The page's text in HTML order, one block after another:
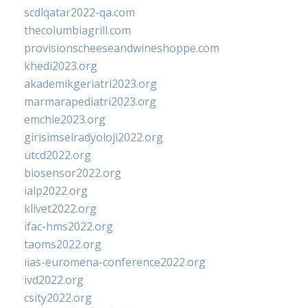
scdlqatar2022-qa.com
thecolumbiagrill.com
provisionscheeseandwineshoppe.com
khedi2023.org
akademikgeriatri2023.org
marmarapediatri2023.org
emchie2023.org
girisimselradyoloji2022.org
utcd2022.org
biosensor2022.org
ialp2022.org
klivet2022.org
ifac-hms2022.org
taoms2022.org
iias-euromena-conference2022.org
ivd2022.org
csity2022.org